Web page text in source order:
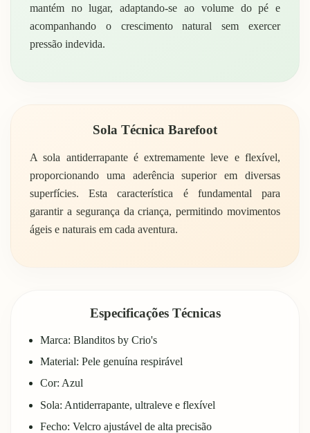
mantém no lugar, adaptando-se ao volume do pé e
acompanhando o crescimento natural sem exercer
pressão indevida.
Sola Técnica Barefoot
A sola antiderrapante é extremamente leve e flexível,
proporcionando uma aderência superior em diversas
superfícies. Esta característica é fundamental para
garantir a segurança da criança, permitindo movimentos
ágeis e naturais em cada aventura.
Especificações Técnicas
Marca: Blanditos by Crio's
Material: Pele genuína respirável
Cor: Azul
Sola: Antiderrapante, ultraleve e flexível
Fecho: Velcro ajustável de alta precisão